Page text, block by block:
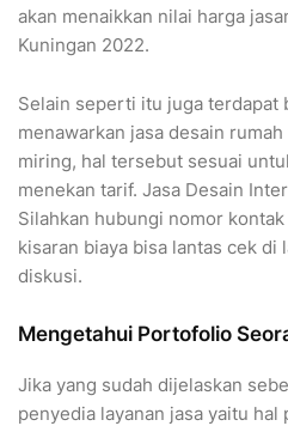
akan menaikkan nilai harga
Kuningan 2022.
Selain seperti itu juga terdapat
menawarkan jasa desain
miring, hal tersebut sesuai
menekan tarif. Jasa Desain
Silahkan hubungi nomor
kisaran biaya bisa lantas cek di
diskusi.
Mengetahui Portofolio
Jika yang sudah dijelaskan
penyedia layanan jasa yaitu